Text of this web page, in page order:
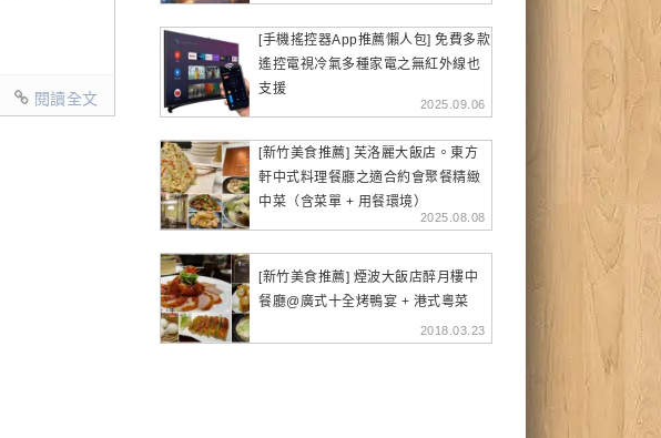
閱讀全文
[手機搖控器App推薦懶人包] 免費多款
遙控電視冷氣多種家電之無紅外線也
支援
2025.09.06
[新竹美食推薦] 芙洛麗大飯店。東方
軒中式料理餐廳之適合約會聚餐精緻
中菜（含菜單 + 用餐環境）
2025.08.08
[新竹美食推薦] 煙波大飯店醉月樓中
餐廳@廣式十全烤鴨宴 + 港式粵菜
2018.03.23